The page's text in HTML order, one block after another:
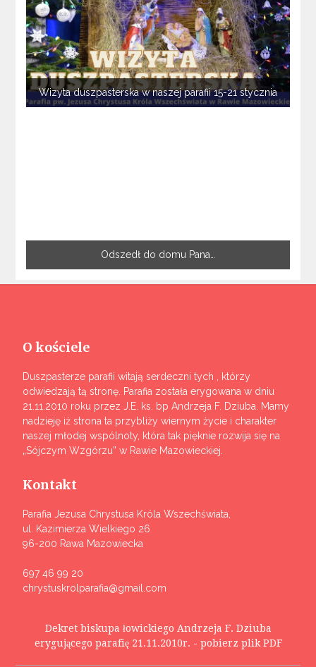
Wizyta duszpasterska w naszej parafii 15-21 stycznia
Odszedł do domu Pana…
O kościele
Duszpasterze parafii witają serdeczni tych , którzy
odwiedzają tą stronę. Parafia została erygowana w dniu
21.11.2010 roku przez J.E. ks. bp Andrzeja F. Dziuba. Mamy
nadzieję iż strona ta przybliży wiernym życie i charakter
naszej młodej wspólnoty, która tak pięknie rozwija się na
„Sójczym Wzgórzu” w Rawie Mazowieckiej.
Kontakt
Parafia Jezusa Chrystusa Króla Wszechświata,
ul. Kazimierza Wielkiego 26
96-200 Rawa Mazowiecka
697 46 99 20
chrystuskrolparafia@gmail.com
Dekret biskupa łowickiego Andrzeja F. Dziuba
erygującego parafię 21.11.2010r. - pobierz plik PDF